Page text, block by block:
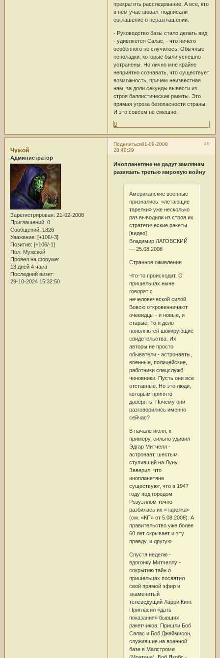
прекратить расследование. А все, кто
в нем участвовал, подписали
соглашение о неразглашении.
- Руководство базы стало делать вид,
- удивляется Салас, - что ничего
особенного не случилось. Обычные
неполадки, которые были успешно
устранены. Но лично мне крайне
неприятно сознавать, что существует
возможность, причем неизвестная
нам, за доли секунды вывести из
строя баллистические ракеты. Это
прямая угроза безопасности страны.
И это совсем не смешно.
0
Поделиться 46
01-09-2008
20:48:29
Чужой
Администратор
Зарегистрирован: 21-02-2008
Приглашений: 0
Сообщений: 1826
Уважение: [+106/-3]
Позитив: [+106/-1]
Пол: Мужской
Провел на форуме:
13 дней 4 часа
Последний визит:
29-10-2024 15:32:50
Инопланетяне не дадут землянам
развязать третью мировую войну
Американские военные
признались: «летающие
тарелки» уже несколько
раз выводили из строя их
стратегические ракеты
[видео]
Владимир ЛАГОВСКИЙ
— 25.08.2008
Странное оживление
Что-то происходит. О
пришельцах ныне
говорят с
нечеловеческой силой.
Вовсю откровенничают
очевидцы - и новые, и
старые. То и дело
появляются шокирующие
свидетельства. Их
авторы не просто
обыватели - астронавты,
военные, полицейские,
работники спецслужб,
чиновники. Пусть они все
отставные. Но это люди,
которым принято
доверять. Почему они
разговорились именно
сейчас?
В начале июля, к
примеру, сильно удивил
Эдгар Митчелл -
астронавт, шестым
ступивший на Луну.
Заверил, что
инопланетяне
существуют, что в 1947
году под городом
Розуэллом точно
разбилась их «тарелка»
(см. «КП» от 5.08.2008). А
правительство уже более
60 лет скрывает и эту
правду, и другую.
Спустя неделю -
вдогонку Митчеллу -
сокрытию тайн о
пришельцах посвятил
свой прямой эфир и
знаменитый
телеведущий Ларри Кинг.
Пригласил «дать
показания» бывших
ракетчиков. Пришли Боб
Салас и Боб Джеймисон,
служившие на военной
базе в Малстроме